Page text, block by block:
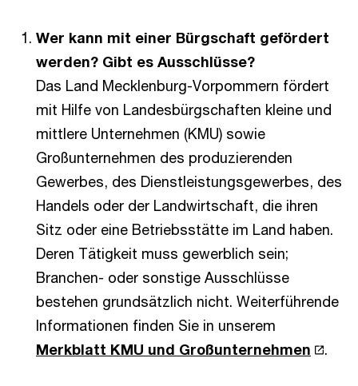
Wer kann mit einer Bürgschaft gefördert
werden? Gibt es Ausschlüsse?
Das Land Mecklenburg-Vorpommern fördert
mit Hilfe von Landesbürgschaften kleine und
mittlere Unternehmen (KMU) sowie
Großunternehmen des produzierenden
Gewerbes, des Dienstleistungsgewerbes, des
Handels oder der Landwirtschaft, die ihren
Sitz oder eine Betriebsstätte im Land haben.
Deren Tätigkeit muss gewerblich sein;
Branchen- oder sonstige Ausschlüsse
bestehen grundsätzlich nicht. Weiterführende
Informationen finden Sie in unserem
Merkblatt KMU und Großunternehmen
.